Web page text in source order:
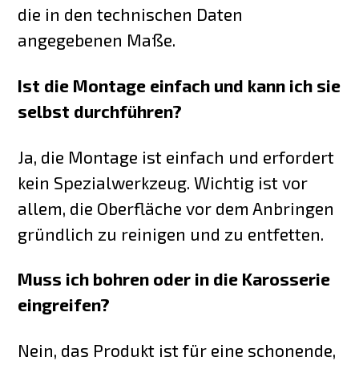
die in den technischen Daten
angegebenen Maße.
Ist die Montage einfach und kann ich sie
selbst durchführen?
Ja, die Montage ist einfach und erfordert
kein Spezialwerkzeug. Wichtig ist vor
allem, die Oberfläche vor dem Anbringen
gründlich zu reinigen und zu entfetten.
Muss ich bohren oder in die Karosserie
eingreifen?
Nein, das Produkt ist für eine schonende,